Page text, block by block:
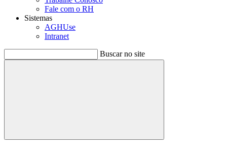
Fale com o RH
Sistemas
AGHUse
Intranet
Buscar no site
Buscar